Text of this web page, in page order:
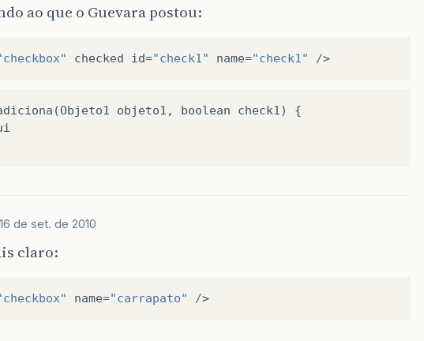
ao que o Guevara postou:
checked id="check1" name="check1" />
objeto1, boolean check1) {
16 de set. de 2010
claro:
name="carrapato" />